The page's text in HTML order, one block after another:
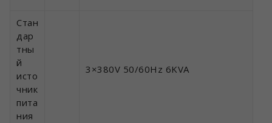
Стан
дар
тны
й
исто
чник
пита
ния
3×380V 50/60Hz 6KVA